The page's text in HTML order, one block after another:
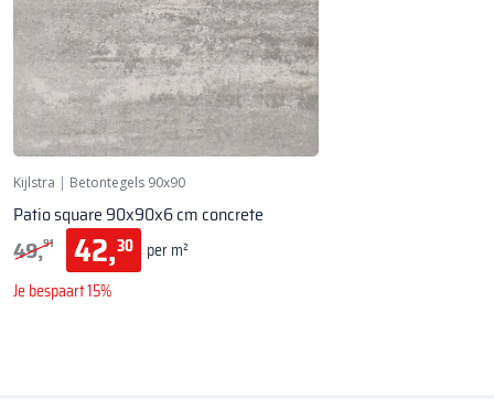
Kijlstra | Betontegels 90x90
Patio square 90x90x6 cm concrete
49,91 42,30 per m²
Je bespaart 15%